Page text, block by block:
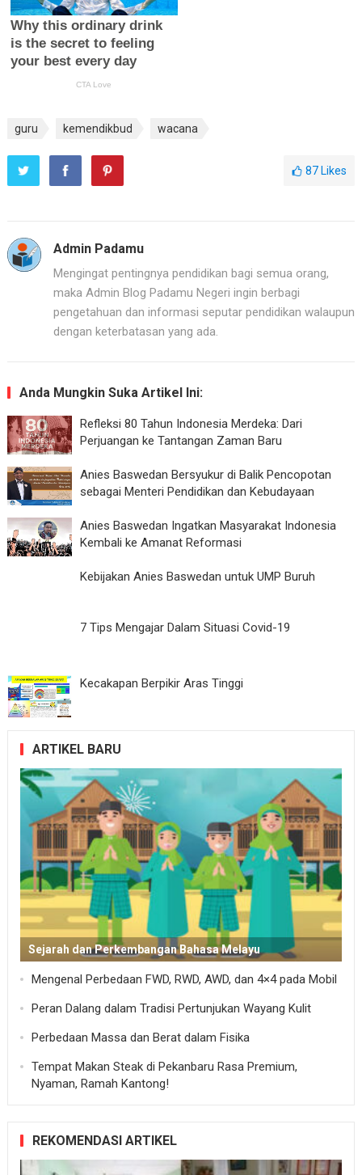
guru kemendikbud wacana
87 Likes
Admin Padamu
Mengingat pentingnya pendidikan bagi semua orang,
maka Admin Blog Padamu Negeri ingin berbagi
pengetahuan dan informasi seputar pendidikan walaupun
dengan keterbatasan yang ada.
Anda Mungkin Suka Artikel Ini:
Refleksi 80 Tahun Indonesia Merdeka: Dari
Perjuangan ke Tantangan Zaman Baru
Anies Baswedan Bersyukur di Balik Pencopotan
sebagai Menteri Pendidikan dan Kebudayaan
Anies Baswedan Ingatkan Masyarakat Indonesia
Kembali ke Amanat Reformasi
Kebijakan Anies Baswedan untuk UMP Buruh
7 Tips Mengajar Dalam Situasi Covid-19
Kecakapan Berpikir Aras Tinggi
ARTIKEL BARU
Sejarah dan Perkembangan Bahasa Melayu
Mengenal Perbedaan FWD, RWD, AWD, dan 4×4 pada Mobil
Peran Dalang dalam Tradisi Pertunjukan Wayang Kulit
Perbedaan Massa dan Berat dalam Fisika
Tempat Makan Steak di Pekanbaru Rasa Premium,
Nyaman, Ramah Kantong!
REKOMENDASI ARTIKEL